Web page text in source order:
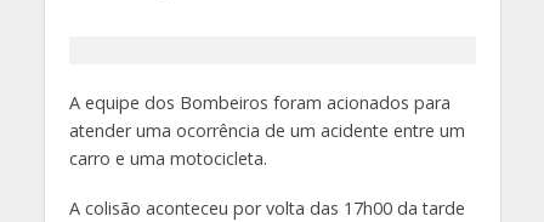
A equipe dos Bombeiros foram acionados para
atender uma ocorrência de um acidente entre um
carro e uma motocicleta.
A colisão aconteceu por volta das 17h00 da tarde